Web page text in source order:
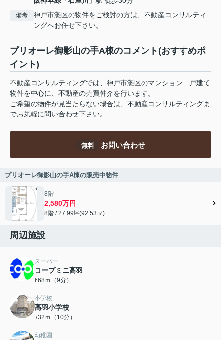
備考
神戸市灘区の物件をご検討の方は、不動産コンサルティ
ングへお任せ下さい。
プリオーレ御影山の手A棟のコメント(おすすめポ
イント)
不動産コンサルティングでは、神戸市灘区のマンション、戸建て
物件を中心に、不動産の売買仲介を行います。
ご希望の物件が見当たらない場合は、不動産コンサルティングま
でお気軽に問い合わせ下さい。
無料 お問い合わせ
プリオーレ御影山の手A棟の販売中物件
8階
2,580万円
8階 / 27.99坪(92.53㎡)
周辺施設
スーパー
コープミニ高羽
668ｍ（9分）
小学校
高羽小学校
732ｍ（10分）
幼稚園